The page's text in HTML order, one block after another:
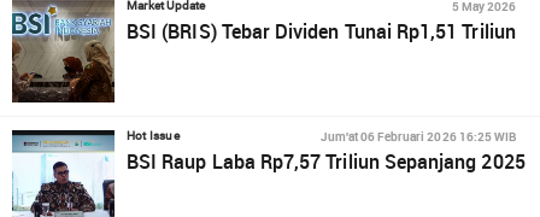
Market Update 5 May 2026
BSI (BRIS) Tebar Dividen Tunai Rp1,51 Triliun
Hot Issue Jum'at 06 Februari 2026 16:25 WIB
BSI Raup Laba Rp7,57 Triliun Sepanjang 2025